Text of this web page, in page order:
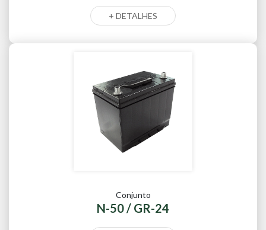
+ DETALHES
Conjunto
N-50 / GR-24